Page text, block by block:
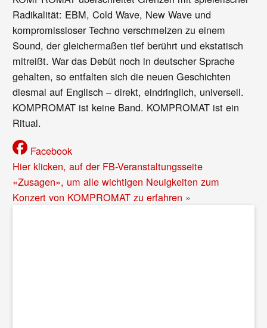
Radikalität: EBM, Cold Wave, New Wave und
kompromissloser Techno verschmelzen zu einem
Sound, der gleichermaßen tief berührt und ekstatisch
mitreißt. War das Debüt noch in deutscher Sprache
gehalten, so entfalten sich die neuen Geschichten
diesmal auf Englisch – direkt, eindringlich, universell.
KOMPROMAT ist keine Band. KOMPROMAT ist ein
Ritual.
Facebook
Hier klicken, auf der FB-Veranstaltungsseite
«Zusagen», um alle wichtigen Neuigkeiten zum
Konzert von KOMPROMAT zu erfahren »